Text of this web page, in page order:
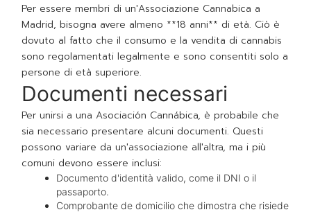
Per essere membri di un'Associazione Cannabica a
Madrid, bisogna avere almeno **18 anni** di età. Ciò è
dovuto al fatto che il consumo e la vendita di cannabis
sono regolamentati legalmente e sono consentiti solo a
persone di età superiore.
Documenti necessari
Per unirsi a una Asociación Cannábica, è probabile che
sia necessario presentare alcuni documenti. Questi
possono variare da un'associazione all'altra, ma i più
comuni devono essere inclusi:
Documento d'identità valido, come il DNI o il
passaporto.
Comprobante de domicilio che dimostra che risiede